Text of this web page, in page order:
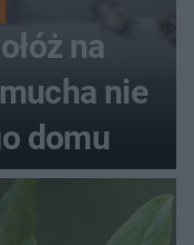
na
nie
domu